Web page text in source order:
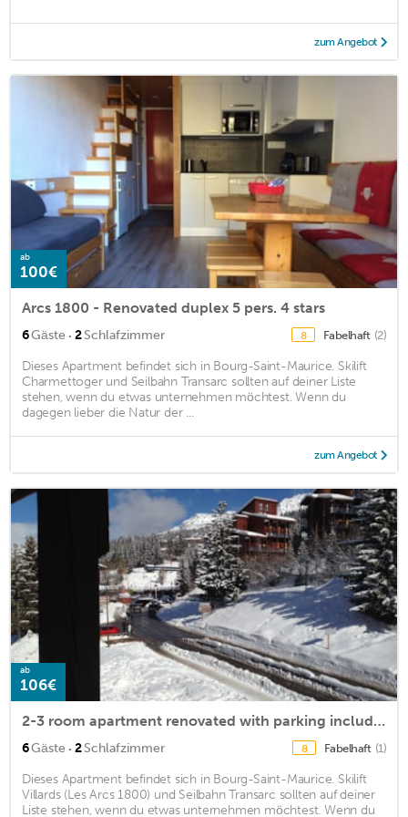
zum Angebot
ab
100€
Arcs 1800 - Renovated duplex 5 pers. 4 stars
6Gäste · 2Schlafzimmer 8 Fabelhaft (2)
Dieses Apartment befindet sich in Bourg-Saint-Maurice. Skilift
Charmettoger und Seilbahn Transarc sollten auf deiner Liste
stehen, wenn du etwas unternehmen möchtest. Wenn du
dagegen lieber die Natur der ...
zum Angebot
ab
106€
2-3 room apartment renovated with parking included
6Gäste · 2Schlafzimmer 8 Fabelhaft (1)
Dieses Apartment befindet sich in Bourg-Saint-Maurice. Skilift
Villards (Les Arcs 1800) und Seilbahn Transarc sollten auf deiner
Liste stehen, wenn du etwas unternehmen möchtest. Wenn du